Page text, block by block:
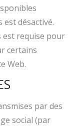
désactivé.
est requise pour
certains
Web.
par des
social (par